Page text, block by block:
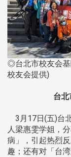
◎台北市校友会
校友会提供)
台
3月17日(五)台
人梁惠雯学姐，
病」，引起热烈
趣；还有对「台